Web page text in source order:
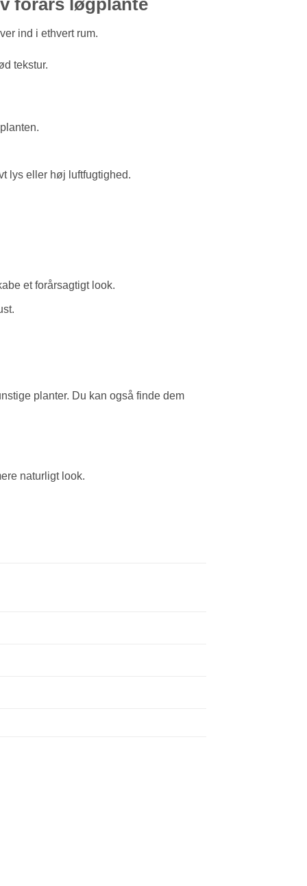
forårs løgplante
ind i ethvert rum.
tekstur.
lys eller høj luftfugtighed.
et forårsagtigt look.
planter. Du kan også finde dem
naturligt look.